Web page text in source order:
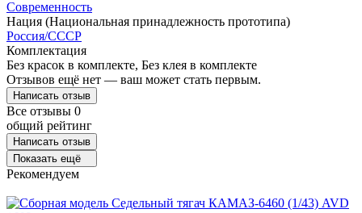
Современность
Нация (Национальная принадлежность прототипа)
Россия/СССР
Комплектация
Без красок в комплекте, Без клея в комплекте
Отзывов ещё нет — ваш может стать первым.
Написать отзыв
Все отзывы 0
общий рейтинг
Написать отзыв
Показать ещё
Рекомендуем